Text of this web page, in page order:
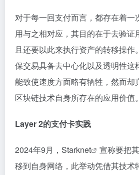
对于每一回支付而言，都存在着一
用与之相对应，其目的在于去验证
且还要以此来执行资产的转移操作
保交易具备去中心化以及透明性这
能致使速度方面略有牺牲，然而却
区块链技术自身所存在的应用价值。
Layer 2的支付卡实践
2024年9月， Starknet
宣称要把
移到自身网络，此举动凭借其技术